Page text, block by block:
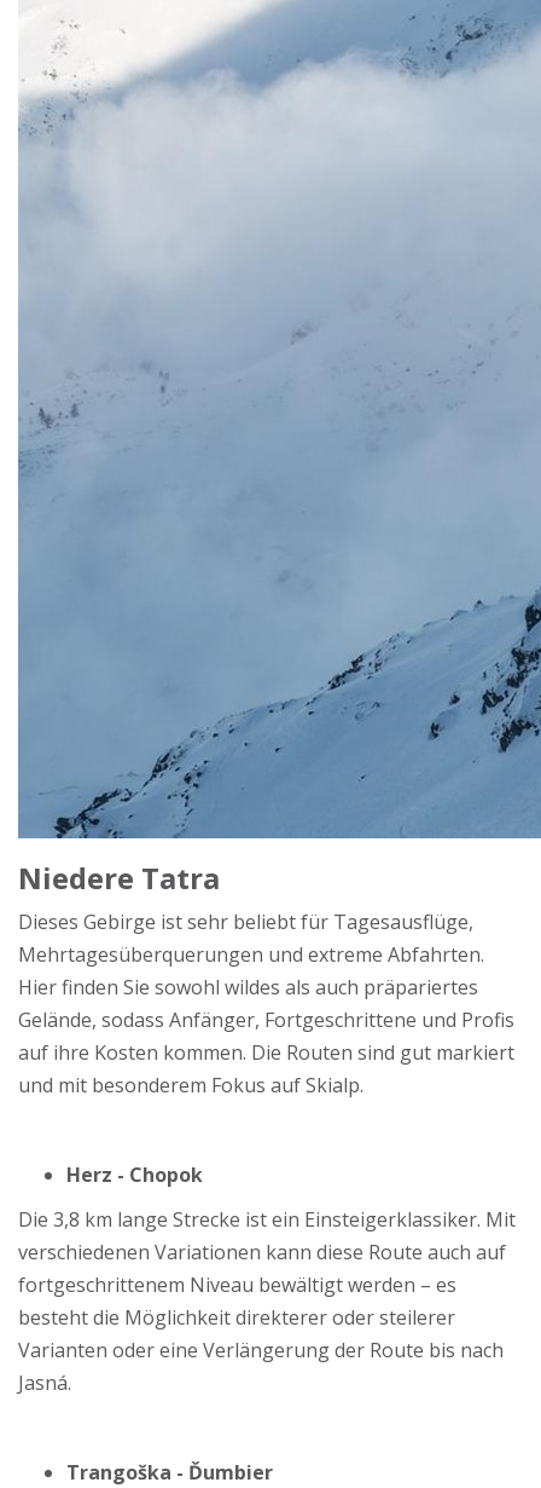
Niedere Tatra
Dieses Gebirge ist sehr beliebt für Tagesausflüge,
Mehrtagesüberquerungen und extreme Abfahrten.
Hier finden Sie sowohl wildes als auch präpariertes
Gelände, sodass Anfänger, Fortgeschrittene und Profis
auf ihre Kosten kommen. Die Routen sind gut markiert
und mit besonderem Fokus auf Skialp.
Herz - Chopok
Die 3,8 km lange Strecke ist ein Einsteigerklassiker. Mit
verschiedenen Variationen kann diese Route auch auf
fortgeschrittenem Niveau bewältigt werden – es
besteht die Möglichkeit direkterer oder steilerer
Varianten oder eine Verlängerung der Route bis nach
Jasná.
Trangoška - Ďumbier